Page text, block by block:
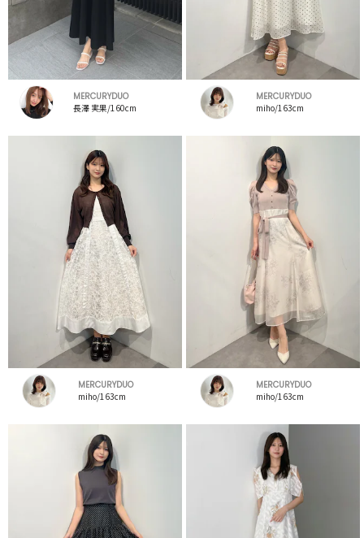
MERCURYDUO
長澤 実果/160cm
MERCURYDUO
miho/163cm
MERCURYDUO
miho/163cm
MERCURYDUO
miho/163cm